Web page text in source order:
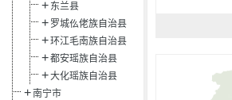
东兰县
罗城仫佬族自治县
环江毛南族自治县
都安瑶族自治县
大化瑶族自治县
南宁市